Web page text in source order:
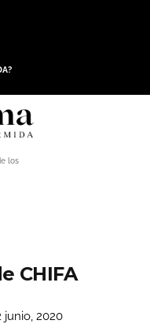
los
CHIFA
junio, 2020